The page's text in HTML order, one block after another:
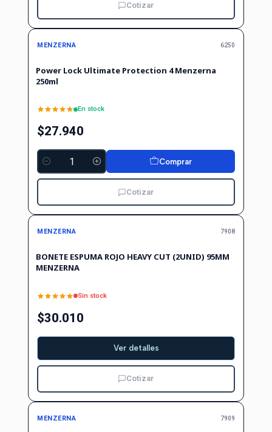
Cotizar
MENZERNA 6250
Power Lock Ultimate Protection 4 Menzerna
250ml
En stock
$27.940
Cantidad
Comprar
Cotizar
Agotado
MENZERNA 7908
BONETE ESPUMA ROJO HEAVY CUT (2UNID) 95MM
MENZERNA
Sin stock
$30.010
Ver detalles
Cotizar
Agotado
MENZERNA 7909